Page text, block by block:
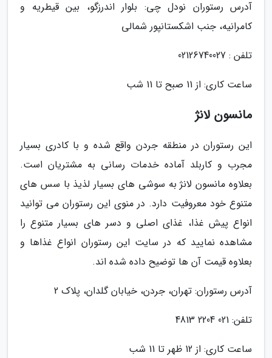
آدرس رستوران نودل چی: بلوار اندرزگو، بین قیطریه و
کامرانیه، جنب اشکستانپور شمالی
تلفن : 02126740027
ساعت کاری: از 11 صبح تا 11 شب
مانسون لانژ
این رستوران در منطقه جردن واقع شده و با کادری بسیار
مجرب و کاربلد آماده خدمات رسانی به مشتریان است.
بعلاوه مانسون لانژ به سوشی های بسیار لذیذ با سس های
متنوع خود معروفیت دارد. در منوی این رستوران می توانید
انواع پیش غذا، غذای اصلی و دسر های بسیار متنوع را
مشاهده نمایید که در سایت این رستوران انواع غذاها و
بعلاوه قیمت آن ها توضیح داده شده اند.
آدرس رستوران: تهران، جردن، خیابان گلدان، پلاک 2
تلفن: 021 2204 4813
ساعت کاری: از 12 ظهر تا 11 شب